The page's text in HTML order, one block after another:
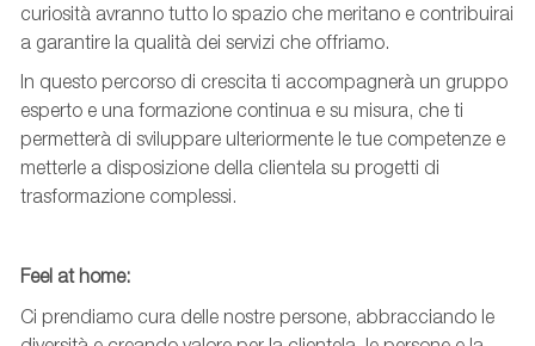
curiosità avranno tutto lo spazio che meritano e contribuirai
a garantire la qualità dei servizi che offriamo.
In questo percorso di crescita ti accompagnerà un gruppo
esperto e una formazione continua e su misura, che ti
permetterà di sviluppare ulteriormente le tue competenze e
metterle a disposizione della clientela su progetti di
trasformazione complessi.
Feel at home:
Ci prendiamo cura delle nostre persone, abbracciando le